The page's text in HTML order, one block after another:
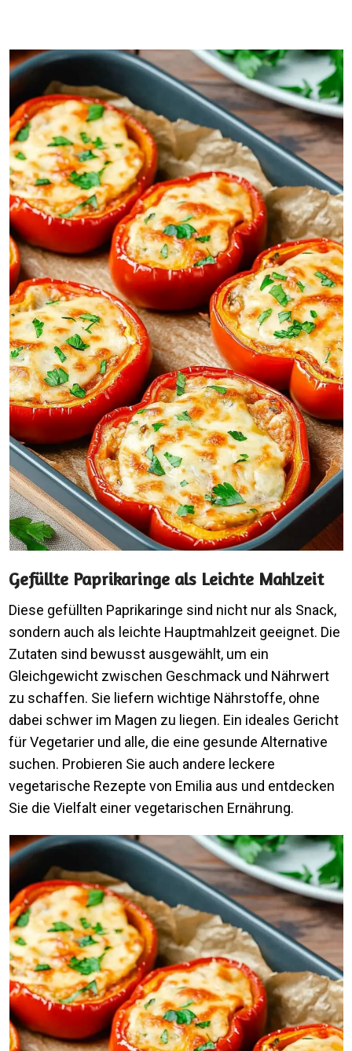
Gefüllte Paprikaringe als Leichte Mahlzeit
Diese gefüllten Paprikaringe sind nicht nur als Snack,
sondern auch als leichte Hauptmahlzeit geeignet. Die
Zutaten sind bewusst ausgewählt, um ein
Gleichgewicht zwischen Geschmack und Nährwert
zu schaffen. Sie liefern wichtige Nährstoffe, ohne
dabei schwer im Magen zu liegen. Ein ideales Gericht
für Vegetarier und alle, die eine gesunde Alternative
suchen. Probieren Sie auch andere leckere
vegetarische Rezepte von Emilia aus und entdecken
Sie die Vielfalt einer vegetarischen Ernährung.